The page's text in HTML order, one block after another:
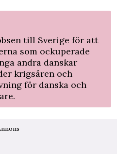
till Sverige för att
som ockuperade
andra danskar
krigsåren och
för danska och